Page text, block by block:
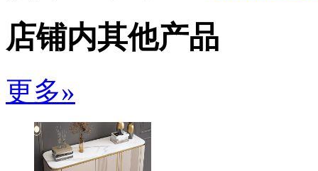
店铺内其他产品
更多»